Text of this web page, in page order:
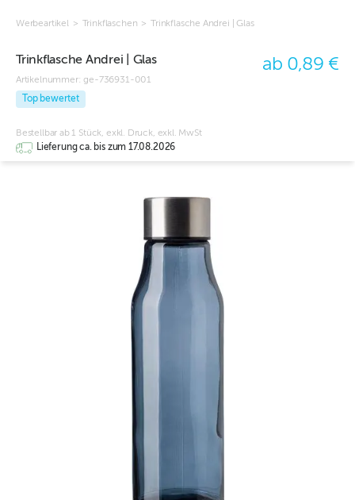
Werbeartikel > Trinkflaschen > Trinkflasche Andrei | Glas
Trinkflasche Andrei | Glas
Artikelnummer: ge-736931-001
Top bewertet
ab 0,89 €
Bestellbar ab 1 Stück, exkl. Druck, exkl. MwSt
Lieferung ca. bis zum 17.08.2026